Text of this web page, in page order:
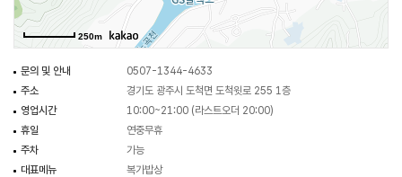
250m
문의 및 안내
0507-1344-4633
주소
경기도 광주시 도척면 도척윗로 255 1층
영업시간
10:00~21:00 (라스트오더 20:00)
휴일
연중무휴
주차
가능
대표메뉴
복가밥상